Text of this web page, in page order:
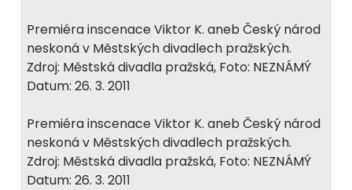
Premiéra inscenace Viktor K. aneb Český národ
neskoná v Městských divadlech pražských.
Zdroj: Městská divadla pražská, Foto: NEZNÁMÝ
Datum: 26. 3. 2011
Premiéra inscenace Viktor K. aneb Český národ
neskoná v Městských divadlech pražských.
Zdroj: Městská divadla pražská, Foto: NEZNÁMÝ
Datum: 26. 3. 2011